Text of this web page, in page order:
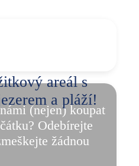
areál s
a pláží!
(nejen) koupat
Odebírejte
žádnou